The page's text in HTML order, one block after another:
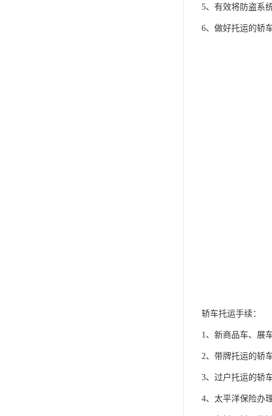
5、有效将防盗系
6、做好托运的轿
轿车托运手续：
1、新商品车、展
2、带牌托运的轿
3、过户托运的轿
4、太平洋保险办